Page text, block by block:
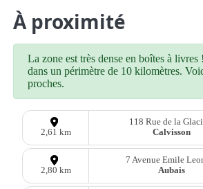
À proximité
La zone est très dense en boîtes à
dans un périmètre de 10 kilomètres.
proches.
2,61 km
118 Rue de la
Calvisson
2,80 km
7 Avenue Emile
Aubais